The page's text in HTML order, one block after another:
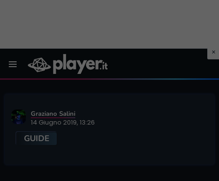
Graziano Salini
14 Giugno 2019, 13:26
GUIDE